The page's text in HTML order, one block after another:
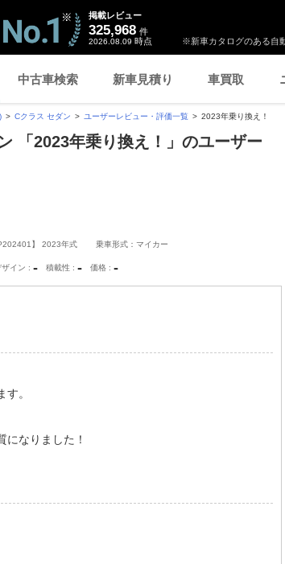
※新車カタログのある自
掲載レビュー
325,968 件
2026.08.09 時点
中古車検索 新車見積り 車買取
Cクラス セダン ユーザーレビュー・評価一覧 2023年乗り換え！
「2023年乗り換え！」のユーザー
】 2023年式 乗車形式：マイカー
ザイン - 積載性 - 価格 -
。
になりました！